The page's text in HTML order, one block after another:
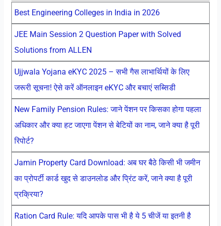
Best Engineering Colleges in India in 2026
JEE Main Session 2 Question Paper with Solved
Solutions from ALLEN
Ujjwala Yojana eKYC 2025 – सभी गैस लाभार्थियों के लिए
जरूरी सूचना! ऐसे करें ऑनलाइन eKYC और बचाएं सब्सिडी
New Family Pension Rules: जाने पेंशन पर किसका होगा पहला
अधिकार और क्या हट जाएगा पेंशन से बेटियों का नाम, जाने क्या है पूरी
रिपोर्ट?
Jamin Property Card Download: अब घर बैठे किसी भी जमीन
का प्रोपर्टी कार्ड खुद से डाउनलोड और प्रिंट करें, जाने क्या है पूरी
प्रक्रिया?
Ration Card Rule: यदि आपके पास भी है ये 5 चीजें या इतनी है